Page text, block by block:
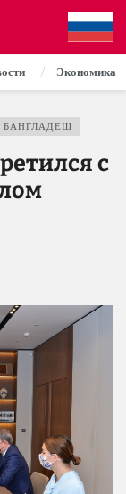
Экономика
БАНГЛАДЕШ
с